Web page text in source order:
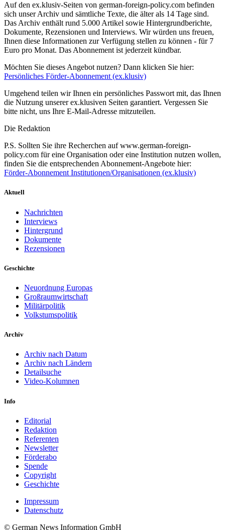
Auf den ex.klusiv-Seiten von german-foreign-policy.com befinden
sich unser Archiv und sämtliche Texte, die älter als 14 Tage sind.
Das Archiv enthält rund 5.000 Artikel sowie Hintergrundberichte,
Dokumente, Rezensionen und Interviews. Wir würden uns freuen,
Ihnen diese Informationen zur Verfügung stellen zu können - für 7
Euro pro Monat. Das Abonnement ist jederzeit kündbar.
Möchten Sie dieses Angebot nutzen? Dann klicken Sie hier:
Persönliches Förder-Abonnement (ex.klusiv)
Umgehend teilen wir Ihnen ein persönliches Passwort mit, das Ihnen
die Nutzung unserer ex.klusiven Seiten garantiert. Vergessen Sie
bitte nicht, uns Ihre E-Mail-Adresse mitzuteilen.
Die Redaktion
P.S. Sollten Sie ihre Recherchen auf www.german-foreign-
policy.com für eine Organisation oder eine Institution nutzen wollen,
finden Sie die entsprechenden Abonnement-Angebote hier:
Förder-Abonnement Institutionen/Organisationen (ex.klusiv)
Aktuell
Nachrichten
Interviews
Hintergrund
Dokumente
Rezensionen
Geschichte
Neuordnung Europas
Großraumwirtschaft
Militärpolitik
Volkstumspolitik
Archiv
Archiv nach Datum
Archiv nach Ländern
Detailsuche
Video-Kolumnen
Info
Editorial
Redaktion
Referenten
Newsletter
Förderabo
Spende
Copyright
Geschichte
Impressum
Datenschutz
© German News Information GmbH